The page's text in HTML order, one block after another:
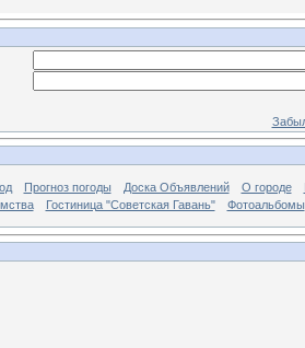
Прогноз погоды Доска Объявлений О городе
Гостиница "Советская Гавань" Фотоальбомы